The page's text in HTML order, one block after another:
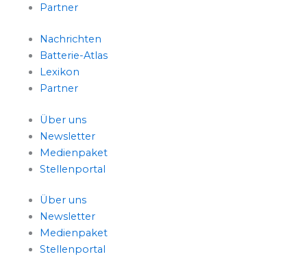
Partner
Nachrichten
Batterie-Atlas
Lexikon
Partner
Über uns
Newsletter
Medienpaket
Stellenportal
Über uns
Newsletter
Medienpaket
Stellenportal